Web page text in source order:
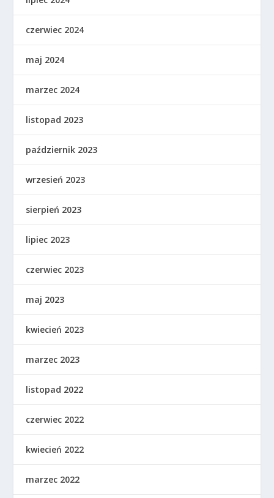
czerwiec 2024
maj 2024
marzec 2024
listopad 2023
październik 2023
wrzesień 2023
sierpień 2023
lipiec 2023
czerwiec 2023
maj 2023
kwiecień 2023
marzec 2023
listopad 2022
czerwiec 2022
kwiecień 2022
marzec 2022